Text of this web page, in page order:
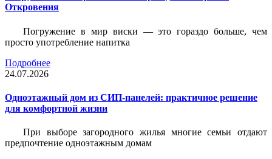
Откровения
Погружение в мир виски — это гораздо больше, чем
просто употребление напитка
Подробнее
24.07.2026
Одноэтажный дом из СИП-панелей: практичное решение
для комфортной жизни
При выборе загородного жилья многие семьи отдают
предпочтение одноэтажным домам